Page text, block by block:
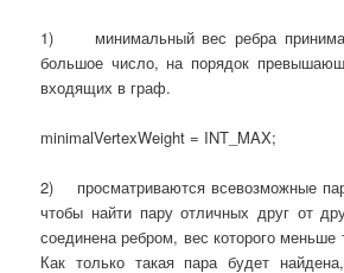
1) минимальный вес ребра
большое число, на порядок
входящих в граф.
minimalVertexWeight = INT_MAX;
2) просматриваются всевозможные
чтобы найти пару отличных друг от
соединена ребром, вес которого
Как только такая пара будет